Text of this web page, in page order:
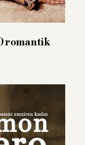
romantik